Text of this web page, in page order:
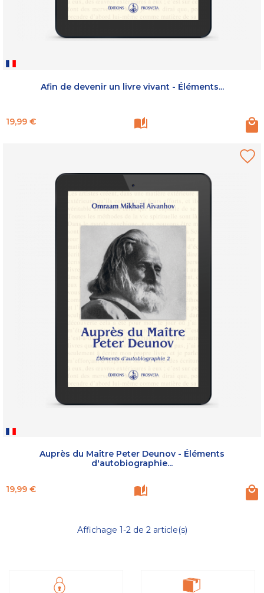
Afin de devenir un livre vivant - Éléments...
Prix
19,99 €
Auprès du Maître Peter Deunov - Éléments
d'autobiographie...
Prix
19,99 €
Affichage 1-2 de 2 article(s)